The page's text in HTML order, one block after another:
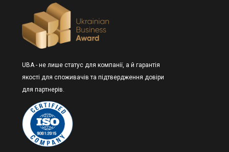
UBA - не лише статус для компанії, а й гарантія
якості для споживачів та підтвердження довіри
для партнерів.